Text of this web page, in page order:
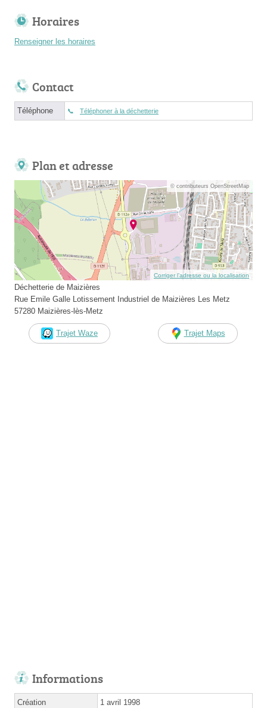
Horaires
Renseigner les horaires
Contact
Téléphone Téléphoner à la déchetterie
Plan et adresse
© contributeurs OpenStreetMap
Corriger l’adresse ou la localisation
Déchetterie de Maizières
Rue Emile Galle Lotissement Industriel de Maizières Les Metz
57280 Maizières-lès-Metz
Trajet Waze Trajet Maps
Informations
Création 1 avril 1998